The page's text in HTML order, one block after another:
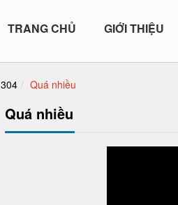
TRANG CHỦ GIỚI THIỆU
Quá nhiều
Quá nhiều